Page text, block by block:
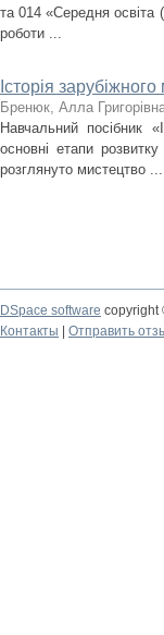
та 014 «Середня освіта
роботи ...
Історія
Бренюк, Алла
Навчальний посібник
основні етапи
розглянуто мистецтво ...
DSpace software copyright
Контакты
Отправить